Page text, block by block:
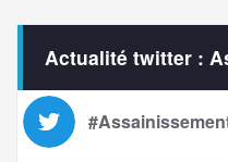
Actualité twitter :